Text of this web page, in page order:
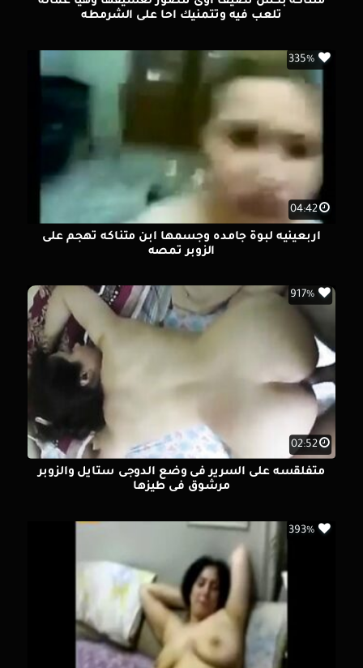
تلعب فيه وتتمنيك احا على الشرمطه
04:42
335%
اربعينيه لبوة جامده وجسمها ابن متناكه تهجم على
الزوبر تمصه
02:52
917%
متفلقسه على السرير فى وضع الدوجى ستايل والزوبر
مرشوق فى طيزها
393%